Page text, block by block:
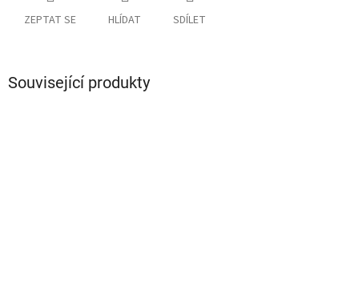
ZEPTAT SE HLÍDAT SDÍLET
Související produkty